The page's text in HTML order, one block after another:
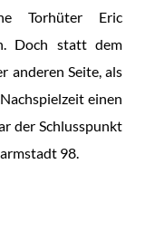
Torhüter Eric
Doch statt dem
anderen Seite, als
einen
der Schlusspunkt
98.